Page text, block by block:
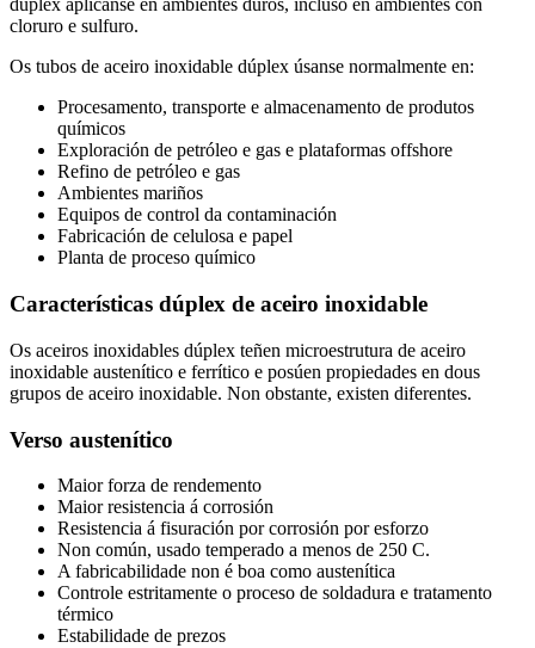
dúplex aplícanse en ambientes duros, incluso en ambientes con
cloruro e sulfuro.
Os tubos de aceiro inoxidable dúplex úsanse normalmente en:
Procesamento, transporte e almacenamento de produtos
químicos
Exploración de petróleo e gas e plataformas offshore
Refino de petróleo e gas
Ambientes mariños
Equipos de control da contaminación
Fabricación de celulosa e papel
Planta de proceso químico
Características dúplex de aceiro inoxidable
Os aceiros inoxidables dúplex teñen microestrutura de aceiro
inoxidable austenítico e ferrítico e posúen propiedades en dous
grupos de aceiro inoxidable. Non obstante, existen diferentes.
Verso austenítico
Maior forza de rendemento
Maior resistencia á corrosión
Resistencia á fisuración por corrosión por esforzo
Non común, usado temperado a menos de 250 C.
A fabricabilidade non é boa como austenítica
Controle estritamente o proceso de soldadura e tratamento
térmico
Estabilidade de prezos